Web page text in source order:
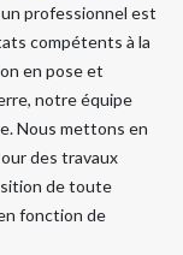
professionnel est
compétents à la
en pose et
notre équipe
Nous mettons en
des travaux
de toute
fonction de